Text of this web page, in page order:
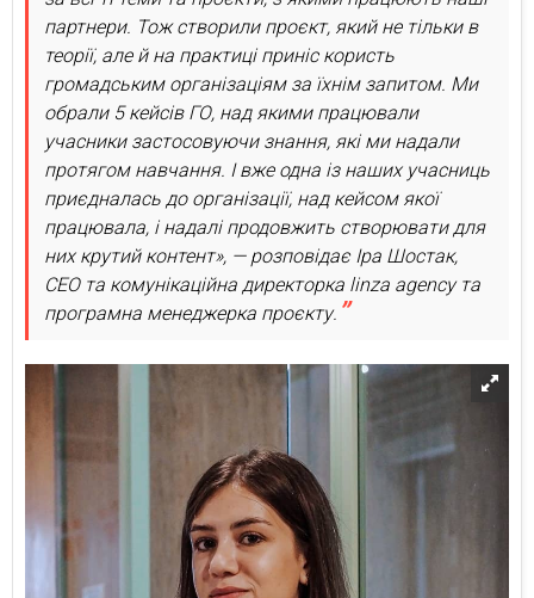
партнери. Тож створили проєкт, який не тільки в
теорії, але й на практиці приніс користь
громадським організаціям за їхнім запитом. Ми
обрали 5 кейсів ГО, над якими працювали
учасники застосовуючи знання, які ми надали
протягом навчання. І вже одна із наших учасниць
приєдналась до організації, над кейсом якої
працювала, і надалі продовжить створювати для
них крутий контент», — розповідає Іра Шостак,
СЕО та комунікаційна директорка linza agency та
програмна менеджерка проєкту.